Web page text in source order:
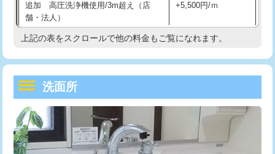
モルタル補修（厚さ10㎝まで）
モルタル補修（厚さ10㎝超え） 38,500円
洗面台設置 38,500円
追加人工
廃棄・処分 現場見積
※給水管工事は20mmまでの価格です。
給水管工事※（バンド止め) 3,300円
給水管工事※（支持金具設置) 5,500円
給水管工事※（保温材使用（バンド止
め込み）)
5,500円
給水管工事※（土の掘削・埋め戻し作
業)
11,000円
給水管工事※（塩ビ管（VP・HI）使
用/3ｍまで)
33,000円
追加 高圧洗浄機使用/3m超え（店
舗・法人）
+5,500円/ｍ
高度高圧洗浄換 現地調査
トーラー機使用/3mまで
追加トーラー機使用/3m超え +3,300円
カメラ調査 33,000円
上記の表をスクロールで他の料金もご覧になれます。
洗面所